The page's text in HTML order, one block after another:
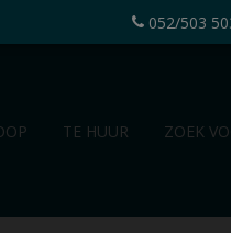
052/503
TE HUUR ZOEK